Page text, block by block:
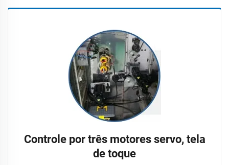
Controle por três motores servo, tela
de toque